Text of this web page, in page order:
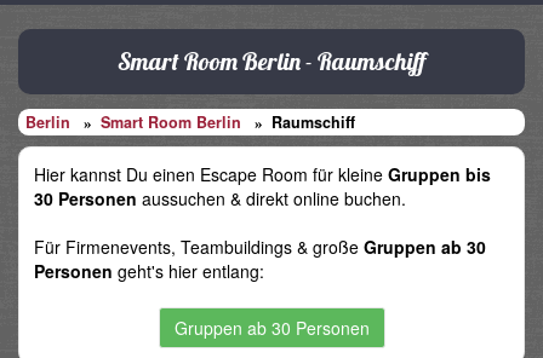
Smart Room Berlin - Raumschiff
Berlin Smart Room Berlin Raumschiff
Hier kannst Du einen Escape Room für kleine Gruppen bis
30 Personen aussuchen & direkt online buchen.
Für Firmenevents, Teambuildings & große Gruppen ab 30
Personen geht's hier entlang:
Gruppen ab 30 Personen